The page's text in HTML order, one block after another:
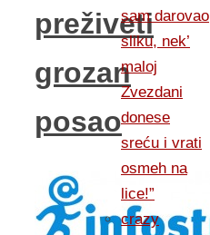
preživeti
grozan
posao
sam darovao
sliku, nek’
maloj
Zvezdani
donese
sreću i vrati
osmeh na
lice!”
crazy